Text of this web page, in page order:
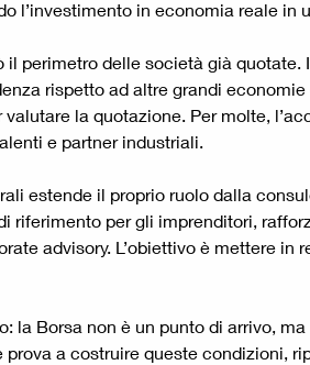
l’investimento in economia reale in
il perimetro delle società già
rispetto ad altre grandi
la quotazione. Per molte,
e partner industriali.
estende il proprio ruolo dalla
riferimento per gli imprenditori,
advisory. L’obiettivo è mettere
la Borsa non è un punto di arrivo,
a costruire queste condizioni,